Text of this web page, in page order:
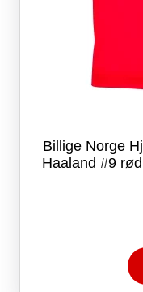
Billige Norge
Haaland #9